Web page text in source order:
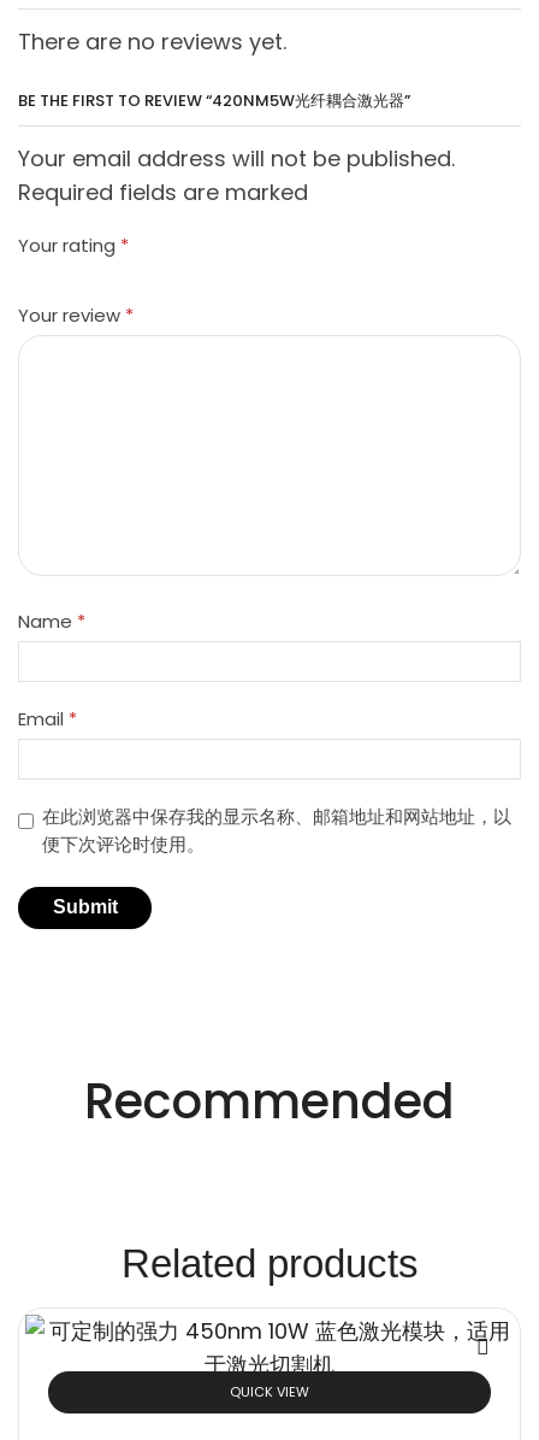
There are no reviews yet.
BE THE FIRST TO REVIEW “420NM5W光纤耦合激光器”
Your email address will not be published.
Required fields are marked
Your rating *
Your review *
Name *
Email *
在此浏览器中保存我的显示名称、邮箱地址和网站地址，以
便下次评论时使用。
创新的激光解决方
案。
Recommended
Related products
QUICK VIEW